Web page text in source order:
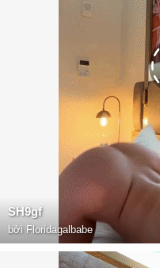
SH9gf
bởi Floridagalbabe